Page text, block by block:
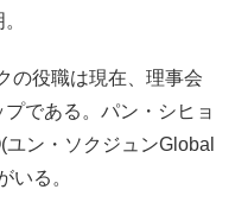
の役職は現在、理事会
である。パン・シヒョ
ン・ソクジュンGlobal
いる。